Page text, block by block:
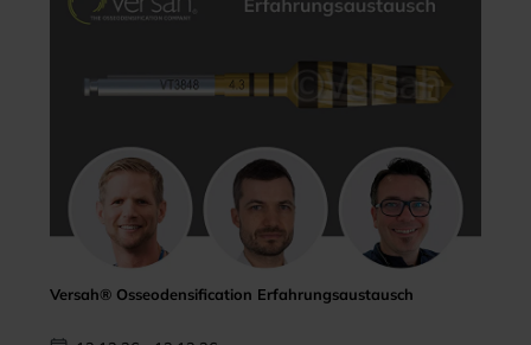
Versah® Osseodensification Erfahrungsaustausch